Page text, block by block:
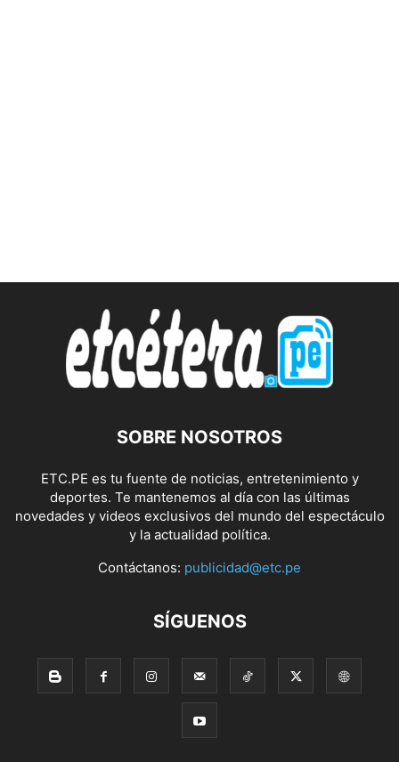
SOBRE NOSOTROS
ETC.PE es tu fuente de noticias, entretenimiento y
deportes. Te mantenemos al día con las últimas
novedades y videos exclusivos del mundo del espectáculo
y la actualidad política.
Contáctanos: publicidad@etc.pe
SÍGUENOS